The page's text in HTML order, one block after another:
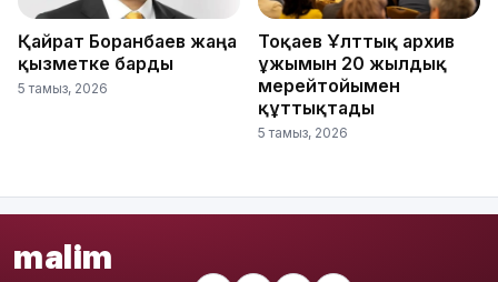
Қайрат Боранбаев жаңа
қызметке барды
5 тамыз, 2026
Тоқаев Ұлттық архив
ұжымын 20 жылдық
мерейтойымен
құттықтады
5 тамыз, 2026
malim